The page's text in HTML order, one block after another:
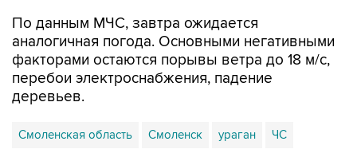
По данным МЧС, завтра ожидается
аналогичная погода. Основными негативными
факторами остаются порывы ветра до 18 м/с,
перебои электроснабжения, падение
деревьев.
Смоленская область Смоленск ураган ЧС